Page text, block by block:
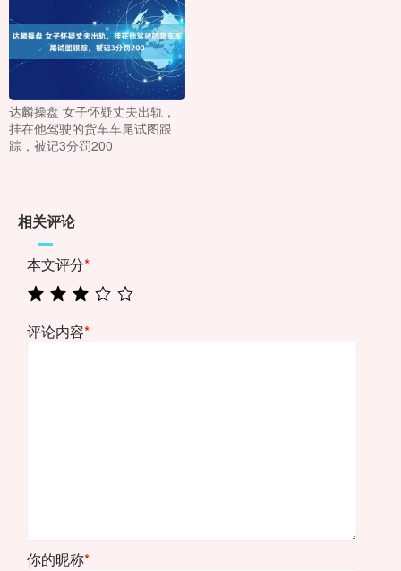
达麟操盘 女子怀疑丈夫出轨，
挂在他驾驶的货车车尾试图跟
踪，被记3分罚200
相关评论
本文评分*
评论内容*
你的昵称*